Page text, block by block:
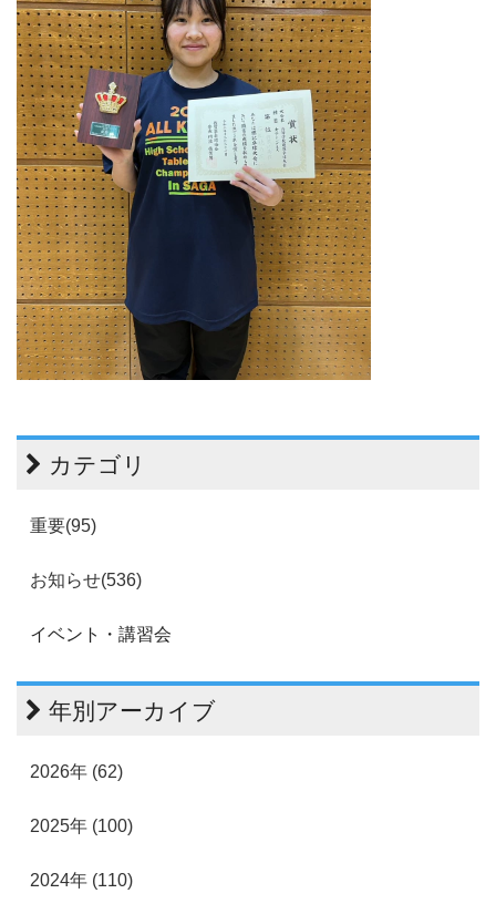
カテゴリ
重要(95)
お知らせ(536)
イベント・講習会
年別アーカイブ
2026年 (62)
2025年 (100)
2024年 (110)